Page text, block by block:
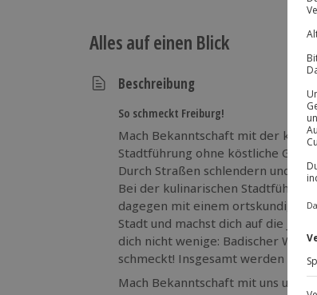
Alles auf einen Blick
Beschreibung
So schmeckt Freiburg!
Mach Bekanntschaft mit der
Stadtführung ohne köstliche
Durch Straßen schlendern und
Bei der kulinarischen
dagegen mit einem ortskundigen
Stadt und machst dich auf die
dich nicht wenige: Badischer Wein
schmeckt! Insgesamt werden fünf
Mach Bekanntschaft mit uns und